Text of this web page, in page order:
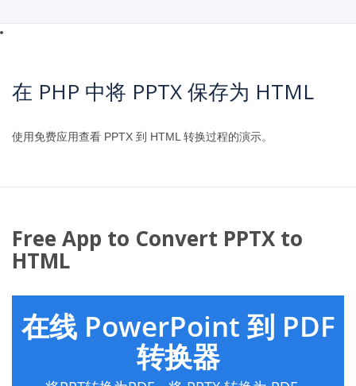
在 PHP 中将 PPTX 保存为 HTML
使用免费应用查看 PPTX 到 HTML 转换过程的演示。
Free App to Convert PPTX to
HTML